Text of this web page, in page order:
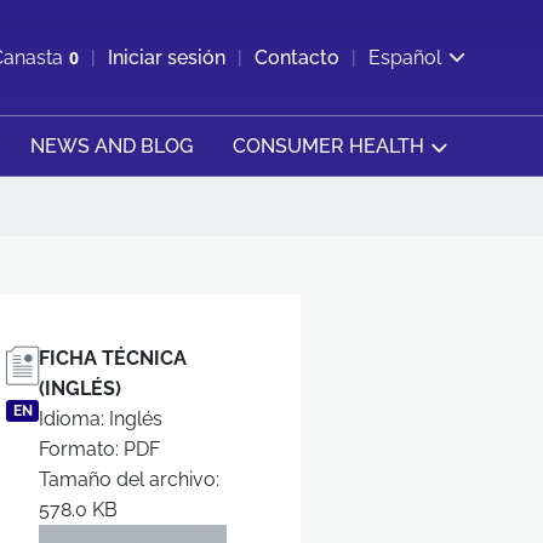
b&#250;squeda
0
Ver carrito
Iniciar sesión Contacto Español
NEWS AND BLOG CONSUMER HEALTH
EN
FICHA TÉCNICA
(INGLÉS)
Idioma: Inglés
Formato: PDF
Tamaño del archivo:
578.0 KB